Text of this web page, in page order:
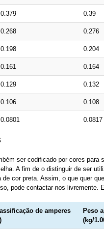
0.379 0.39
0.268 0.276
0.198 0.204
0.161 0.164
0.129 0.132
0.106 0.108
0.0801 0.0817
ser codificado por cores para
A fim de o distinguir de ser
cor preta. Assim, o que quer
pode contactar-nos livremente.
de amperes
Peso
(kg/